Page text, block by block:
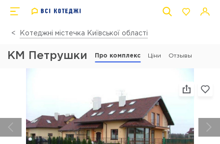
Котеджні містечка Київської області
КМ Петрушки Про комплекс Ціни Отзывы